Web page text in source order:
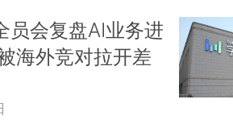
员会复盘AI业务进
海外竞对拉开差